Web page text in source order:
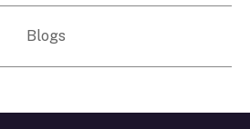
Blogs